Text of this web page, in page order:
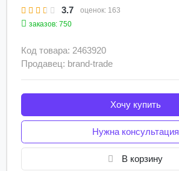
3.7 оценок: 163
заказов: 750
Код товара: 2463920
Продавец: brand-trade
Хочу купить
Нужна консультация
В корзину